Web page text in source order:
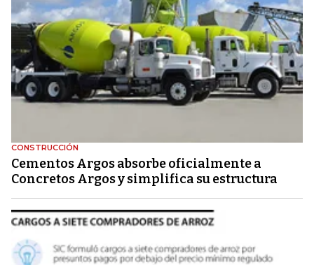
CONSTRUCCIÓN
Cementos Argos absorbe oficialmente a
Concretos Argos y simplifica su estructura